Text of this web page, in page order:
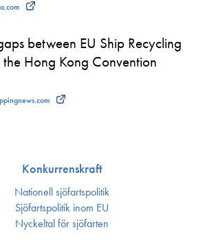
between EU Ship Recycling
Hong Kong Convention
Konkurrenskraft
Nationell sjöfartspolitik
Sjöfarts­politik inom EU
Nyckeltal för sjöfarten